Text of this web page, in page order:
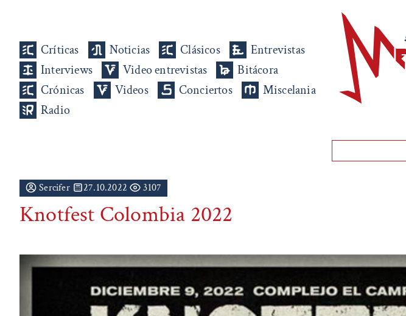
Críticas Noticias Clásicos
Entrevistas
Interviews
Video entrevistas
Bitácora
Crónicas
Videos Conciertos
Miscelania
Radio
Sercifer 27.10.2022 3107
Knotfest Colombia 2022